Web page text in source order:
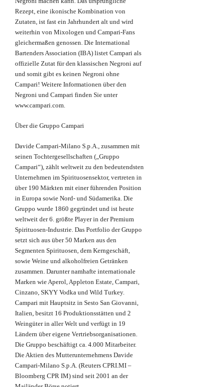
Rezept, eine ikonische Kombination von
Zutaten, ist fast ein Jahrhundert alt und wird
weiterhin von Mixologen und Campari-Fans
gleichermaßen genossen. Die International
Bartenders Association (IBA) listet Campari als
offizielle Zutat für den klassischen Negroni auf
und somit gibt es keinen Negroni ohne
Campari! Weitere Informationen über den
Negroni und Campari finden Sie unter
www.campari.com.
Über die Gruppo Campari
Davide Campari-Milano S.p.A., zusammen mit
seinen Tochtergesellschaften („Gruppo
Campari“), zählt weltweit zu den bedeutendsten
Unternehmen im Spirituosensektor, vertreten in
über 190 Märkten mit einer führenden Position
in Europa sowie Nord- und Südamerika. Die
Gruppo wurde 1860 gegründet und ist heute
weltweit der 6. größte Player in der Premium
Spirituosen-Industrie. Das Portfolio der Gruppo
setzt sich aus über 50 Marken aus den
Segmenten Spirituosen, dem Kerngeschäft,
sowie Weine und alkoholfreien Getränken
zusammen. Darunter namhafte internationale
Marken wie Aperol, Appleton Estate, Campari,
Cinzano, SKYY Vodka und Wild Turkey.
Campari mit Hauptsitz in Sesto San Giovanni,
Italien, besitzt 16 Produktionsstätten und 2
Weingüter in aller Welt und verfügt in 19
Ländern über eigene Vertriebsorganisationen.
Die Gruppo beschäftigt ca. 4.000 Mitarbeiter.
Die Aktien des Mutterunternehmens Davide
Campari-Milano S.p.A. (Reuters CPRI.MI –
Bloomberg CPR IM) sind seit 2001 an der